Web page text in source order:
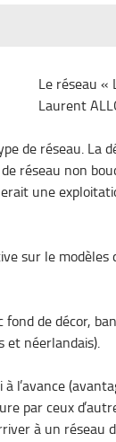
Le réseau «
Laurent
de réseau. La
réseau non
une
sur le
de décor,
et néerlandais).
l’avance
ceux
à un